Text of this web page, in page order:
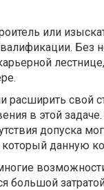
или
расширить свой
в этой
допуска
который данную
большой